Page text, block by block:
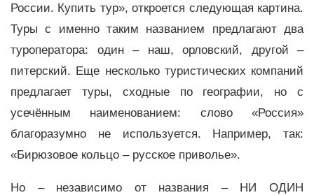
России. Купить тур», откроется следующая картина.
Туры с именно таким названием предлагают два
туроператора: один – наш, орловский, другой –
питерский. Еще несколько туристических компаний
предлагает туры, сходные по географии, но с
усечённым наименованием: слово «Россия»
благоразумно не используется. Например, так:
«Бирюзовое кольцо – русское приволье».
Но – независимо от названия – НИ ОДИН